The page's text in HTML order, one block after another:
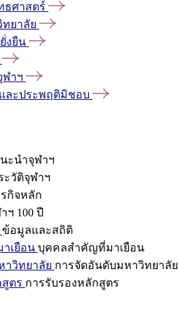
ธศาสตร์
ยาลัย
งยืน
ฬาฯ
ละประพฤติมิชอบ
ะนำจุฬาฯ
ะวัติจุฬาฯ
กิจหลัก
ฯ 100 ปี
ข้อมูลและสถิติ
เยือน บุคคลสำคัญที่มาเยือน
าวิทยาลัย การจัดอันดับมหาวิทยาลัย
ตร การรับรองหลักสูตร